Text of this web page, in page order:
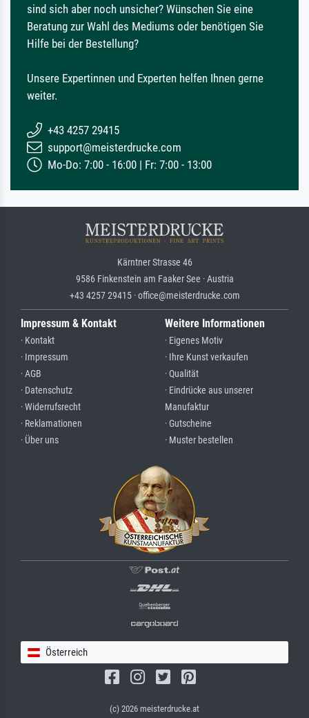
sind sich aber noch unsicher? Wünschen Sie eine
Beratung zur Wahl des Mediums oder benötigen Sie
Hilfe bei der Bestellung?
Unsere Expertinnen und Experten helfen Ihnen gerne
weiter.
+43 4257 29415
support@meisterdrucke.com
Mo-Do: 7:00 - 16:00 | Fr: 7:00 - 13:00
Kärntner Strasse 46
9586 Finkenstein am Faaker See · Austria
+43 4257 29415 · office@meisterdrucke.com
Impressum & Kontakt
· Kontakt
· Impressum
· AGB
· Datenschutz
· Widerrufsrecht
· Reklamationen
· Über uns
Weitere Informationen
· Eigenes Motiv
· Ihre Kunst verkaufen
· Qualität
· Eindrücke aus unserer
Manufaktur
· Gutscheine
· Muster bestellen
Österreich
(c) 2026 meisterdrucke.at